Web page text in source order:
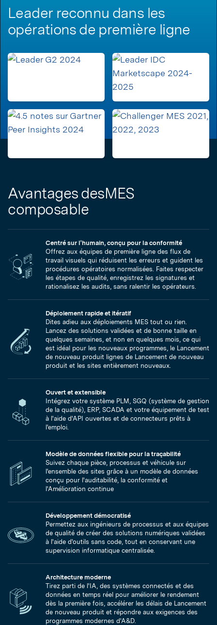
Leader reconnu dans les
opérations de première ligne
Avantages desMES
composable
Centré sur l'humain, conçu pour la conformité
Offrez aux équipes de première ligne des flux de
travail visuels qui réduisent les erreurs et guident les
procédures opératoires normalisées. Faites respecter
les étapes de qualité, enregistrez les signatures et
rationalisez les audits, sans ralentir les opérateurs.
Déploiement rapide et itératif
Dites adieu aux déploiements MES tout ou rien.
Lancez des solutions validées et de bonne taille en
quelques semaines, et non en quelques mois, ce qui
est idéal pour les nouveaux programmes, le Lancement
de nouveau produit lignes de Lancement de nouveau
produit et les sites entièrement nouveaux.
Ouvert et extensible
Intégrez votre système PLM, SGQ (système de gestion
de la qualité), ERP, SCADA et votre équipement de test
à l'aide d'API ouvertes et de connecteurs prêts à
l'emploi.
Modèle de données flexible pour la traçabilité
Suivez chaque pièce, processus et véhicule sur
l'ensemble des sites grâce à un modèle de données
conçu pour l'auditabilité, la conformité et
l'Amélioration continue
Développement démocratisé
Permettez aux ingénieurs de processus et aux équipes
de qualité de créer des solutions numériques validées
à l'aide d'outils sans code, tout en conservant une
supervision informatique centralisée.
Architecture moderne
Tirez parti de l'IA, des systèmes connectés et des
données en temps réel pour améliorer le rendement
dès la première fois, accélérer les délais de Lancement
de nouveau produit et répondre aux exigences des
programmes modernes d'A&D.